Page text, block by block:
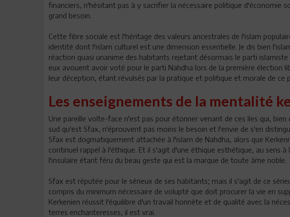
financiers, n'hésitant pas à y sacrifier la nécessaire politique d'économie
grand besoin.
Cette fibre sociale est l'héritage des valeurs ancestrales de l'islam
identité dont l'islam culturel est une dimension essentielle. Je dis bien
réaction quasi unanime des habitants rejetant désormais le parti
eux avouent avoir voté pour le parti Nahdha lors de la première élection
leur déception, étant révulsés par la pratique et politique et morale de ce
Les enseignements de la mentalité
Une pareille volte-face n'est pas pour étonner venant de ces îles qui,
sud qu'est Sfax, n'éprouvent pas moins le besoin et l'envie de s'en
Sfax est dogmatiquement attachée à l'islam de Nahdha, alors que
continuel rappel à l'éthique. Et il s'agit d'une éthique esthétique, au sens
l'insulaire étant féru du beau geste qui est la marque de toute âme noble.
Sfax est réputée pour le sérieux de ses habitants; mais il s'agit de ce
compris du minimum nécessaire de volupté que doit procurer la vie en
Kerkenien réussit l'équilibre d'un travail honnête et de qualité avec la
terres enchanteresses, il est vrai.